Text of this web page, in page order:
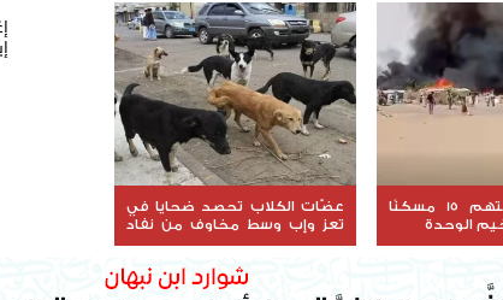
مأرب.. حريق يلتهم 15 مسكنًا
الوحدة
عضّات الكلاب تحصد ضحايا في
تعز وإب وسط مخاوف من نفاد
الأمصال